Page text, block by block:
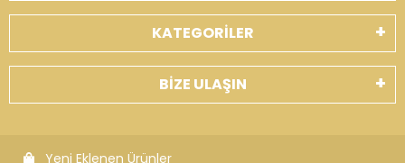
KATEGORİLER
BİZE ULAŞIN
Yeni Eklenen Ürünler